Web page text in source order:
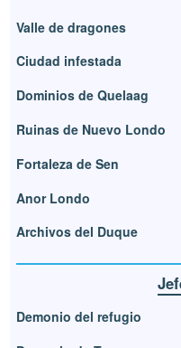
Valle de dragones
Ciudad infestada
Dominios de Quelaag
Ruinas de Nuevo Londo
Fortaleza de Sen
Anor Londo
Archivos del Duque
Demonio del refugio